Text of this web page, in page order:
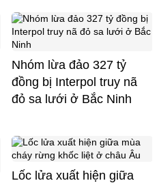
Nhóm lừa đảo 327 tỷ
đồng bị Interpol truy nã
đỏ sa lưới ở Bắc Ninh
Lốc lửa xuất hiện giữa